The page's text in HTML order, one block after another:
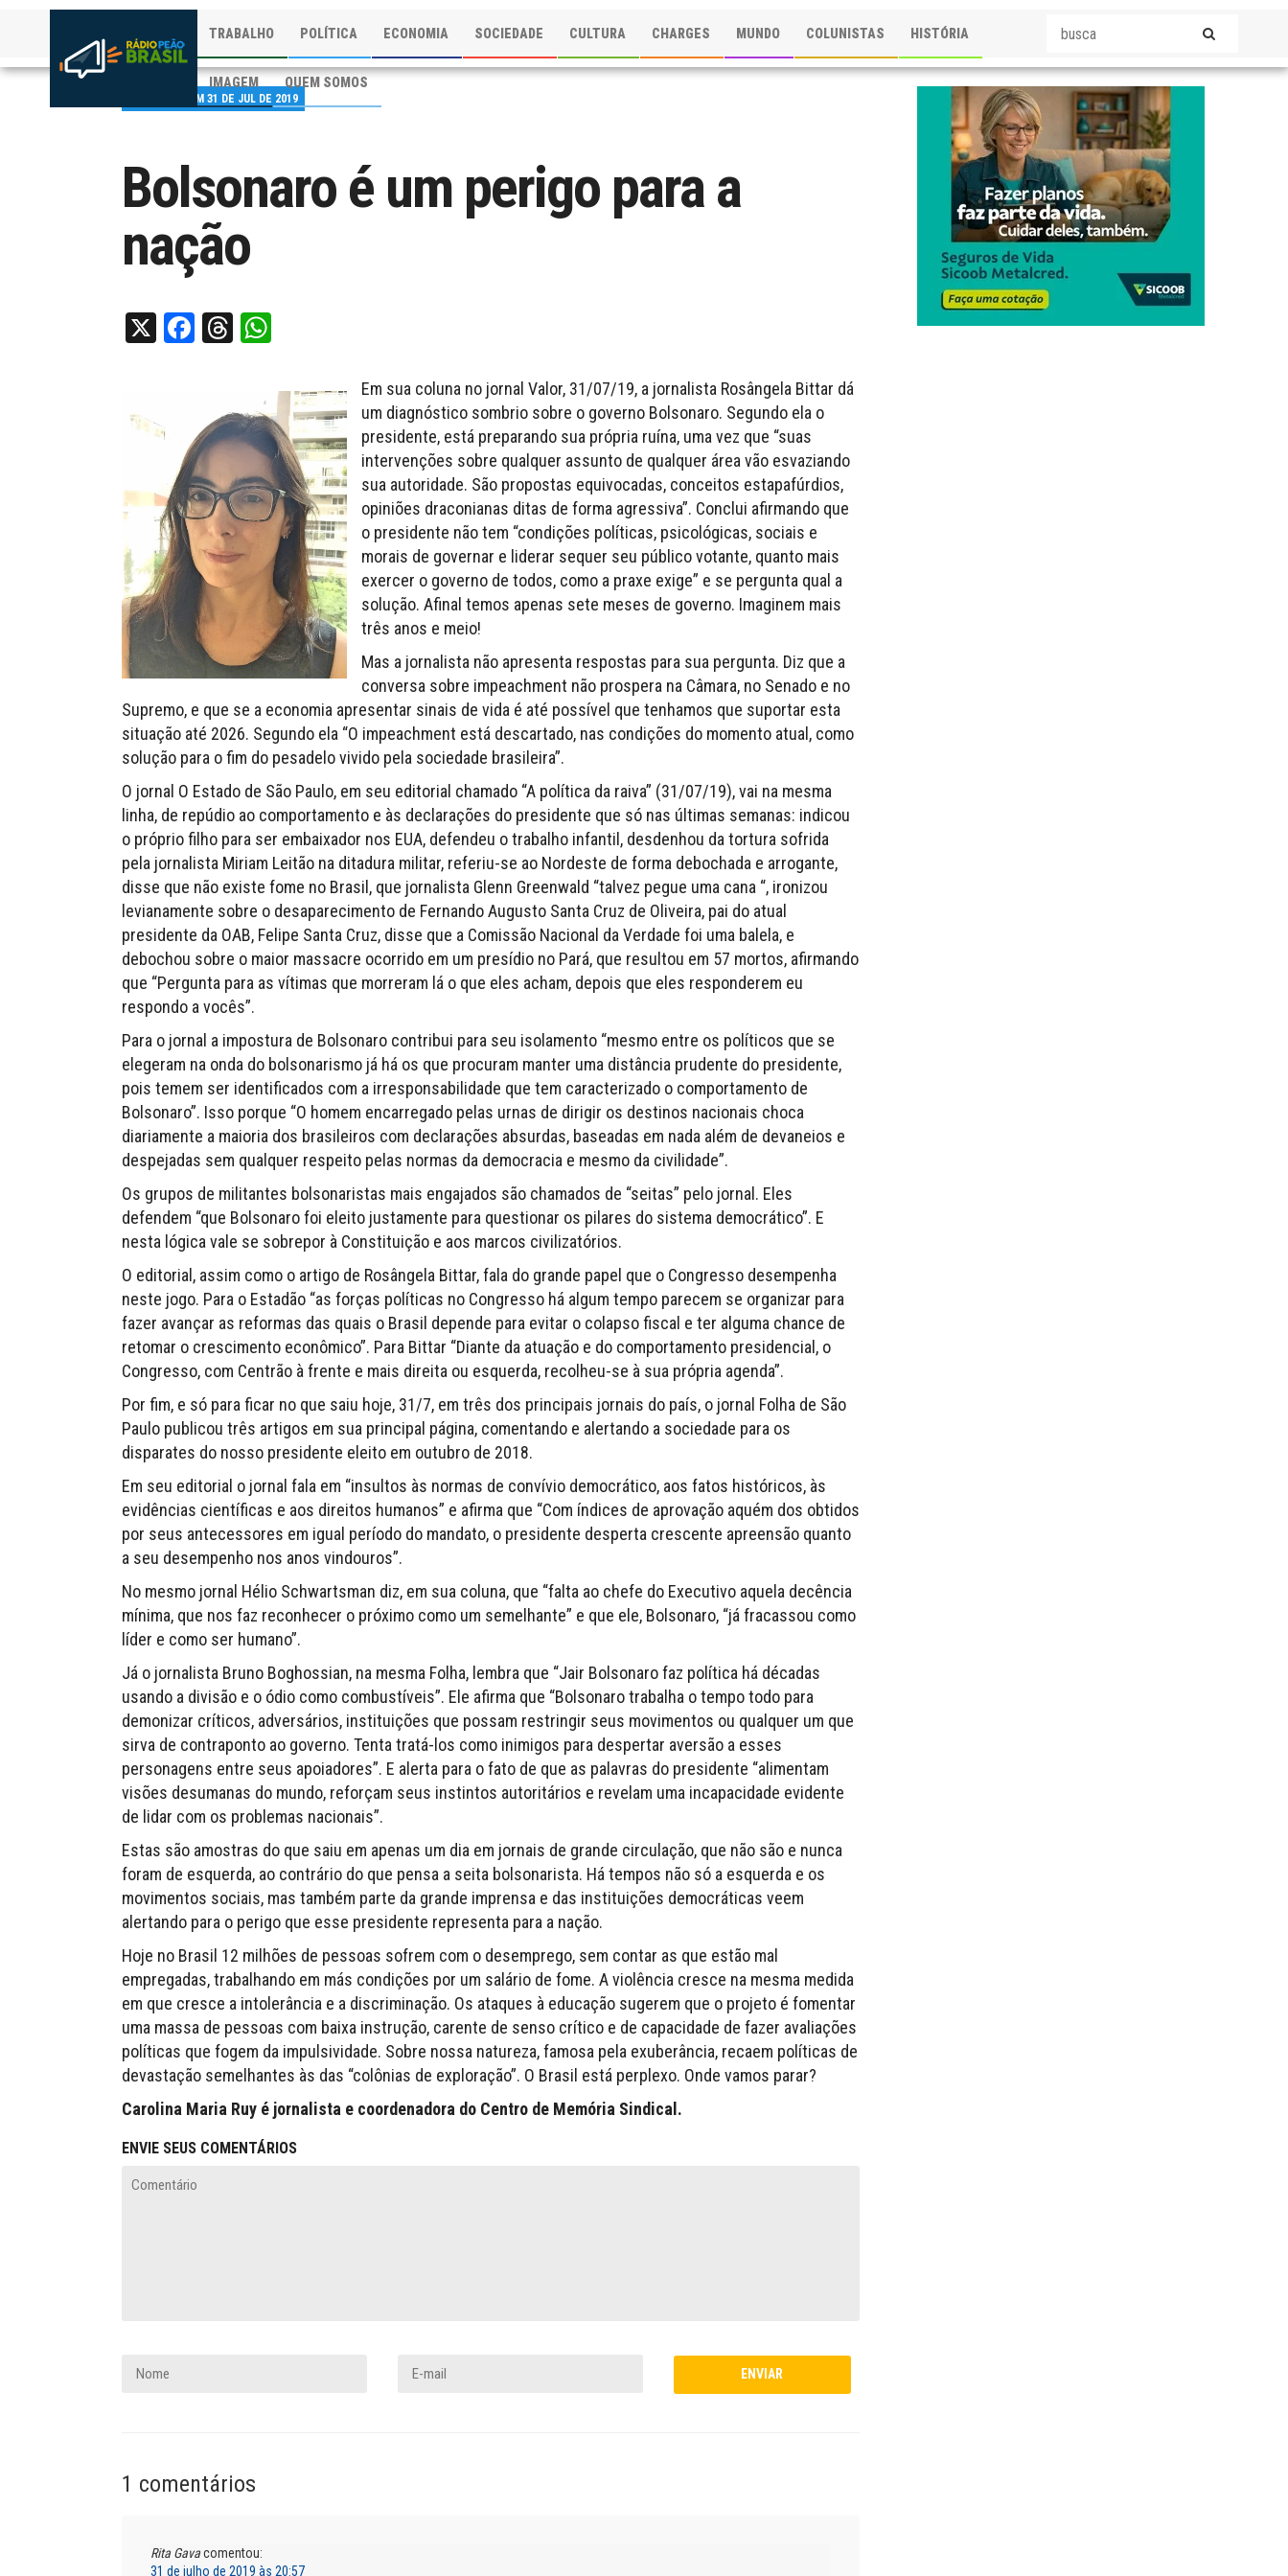
TRABALHO POLÍTICA ECONOMIA SOCIEDADE CULTURA CHARGES MUNDO COLUNISTAS HISTÓRIA
IMAGEM QUEM SOMOS
PUBLICADO EM 31 DE JUL DE 2019
Bolsonaro é um perigo para a
nação
X Facebook
Threads
Em sua coluna no jornal Valor, 31/07/19, a jornalista Rosângela Bittar dá
um diagnóstico sombrio sobre o governo Bolsonaro. Segundo ela o
presidente, está preparando sua própria ruína, uma vez que “suas
intervenções sobre qualquer assunto de qualquer área vão esvaziando
sua autoridade. São propostas equivocadas, conceitos estapafúrdios,
opiniões draconianas ditas de forma agressiva”. Conclui afirmando que
o presidente não tem “condições políticas, psicológicas, sociais e
morais de governar e liderar sequer seu público votante, quanto mais
exercer o governo de todos, como a praxe exige” e se pergunta qual a
solução. Afinal temos apenas sete meses de governo. Imaginem mais
três anos e meio!
Mas a jornalista não apresenta respostas para sua pergunta. Diz que a
conversa sobre impeachment não prospera na Câmara, no Senado e no
Supremo, e que se a economia apresentar sinais de vida é até possível que tenhamos que suportar esta
situação até 2026. Segundo ela “O impeachment está descartado, nas condições do momento atual, como
solução para o fim do pesadelo vivido pela sociedade brasileira”.
O jornal O Estado de São Paulo, em seu editorial chamado “A política da raiva” (31/07/19), vai na mesma
linha, de repúdio ao comportamento e às declarações do presidente que só nas últimas semanas: indicou
o próprio filho para ser embaixador nos EUA, defendeu o trabalho infantil, desdenhou da tortura sofrida
pela jornalista Miriam Leitão na ditadura militar, referiu-se ao Nordeste de forma debochada e arrogante,
disse que não existe fome no Brasil, que jornalista Glenn Greenwald “talvez pegue uma cana “, ironizou
levianamente sobre o desaparecimento de Fernando Augusto Santa Cruz de Oliveira, pai do atual
presidente da OAB, Felipe Santa Cruz, disse que a Comissão Nacional da Verdade foi uma balela, e
debochou sobre o maior massacre ocorrido em um presídio no Pará, que resultou em 57 mortos, afirmando
que “Pergunta para as vítimas que morreram lá o que eles acham, depois que eles responderem eu
respondo a vocês”.
Para o jornal a impostura de Bolsonaro contribui para seu isolamento “mesmo entre os políticos que se
elegeram na onda do bolsonarismo já há os que procuram manter uma distância prudente do presidente,
pois temem ser identificados com a irresponsabilidade que tem caracterizado o comportamento de
Bolsonaro”. Isso porque “O homem encarregado pelas urnas de dirigir os destinos nacionais choca
diariamente a maioria dos brasileiros com declarações absurdas, baseadas em nada além de devaneios e
despejadas sem qualquer respeito pelas normas da democracia e mesmo da civilidade”.
Os grupos de militantes bolsonaristas mais engajados são chamados de “seitas” pelo jornal. Eles
defendem “que Bolsonaro foi eleito justamente para questionar os pilares do sistema democrático”. E
nesta lógica vale se sobrepor à Constituição e aos marcos civilizatórios.
O editorial, assim como o artigo de Rosângela Bittar, fala do grande papel que o Congresso desempenha
neste jogo. Para o Estadão “as forças políticas no Congresso há algum tempo parecem se organizar para
fazer avançar as reformas das quais o Brasil depende para evitar o colapso fiscal e ter alguma chance de
retomar o crescimento econômico”. Para Bittar “Diante da atuação e do comportamento presidencial, o
Congresso, com Centrão à frente e mais direita ou esquerda, recolheu-se à sua própria agenda”.
Por fim, e só para ficar no que saiu hoje, 31/7, em três dos principais jornais do país, o jornal Folha de São
Paulo publicou três artigos em sua principal página, comentando e alertando a sociedade para os
disparates do nosso presidente eleito em outubro de 2018.
Em seu editorial o jornal fala em “insultos às normas de convívio democrático, aos fatos históricos, às
evidências científicas e aos direitos humanos” e afirma que “Com índices de aprovação aquém dos obtidos
por seus antecessores em igual período do mandato, o presidente desperta crescente apreensão quanto
a seu desempenho nos anos vindouros”.
No mesmo jornal Hélio Schwartsman diz, em sua coluna, que “falta ao chefe do Executivo aquela decência
mínima, que nos faz reconhecer o próximo como um semelhante” e que ele, Bolsonaro, “já fracassou como
líder e como ser humano”.
Já o jornalista Bruno Boghossian, na mesma Folha, lembra que “Jair Bolsonaro faz política há décadas
usando a divisão e o ódio como combustíveis”. Ele afirma que “Bolsonaro trabalha o tempo todo para
demonizar críticos, adversários, instituições que possam restringir seus movimentos ou qualquer um que
sirva de contraponto ao governo. Tenta tratá-los como inimigos para despertar aversão a esses
personagens entre seus apoiadores”. E alerta para o fato de que as palavras do presidente “alimentam
visões desumanas do mundo, reforçam seus instintos autoritários e revelam uma incapacidade evidente
de lidar com os problemas nacionais”.
Estas são amostras do que saiu em apenas um dia em jornais de grande circulação, que não são e nunca
foram de esquerda, ao contrário do que pensa a seita bolsonarista. Há tempos não só a esquerda e os
movimentos sociais, mas também parte da grande imprensa e das instituições democráticas veem
alertando para o perigo que esse presidente representa para a nação.
Hoje no Brasil 12 milhões de pessoas sofrem com o desemprego, sem contar as que estão mal
empregadas, trabalhando em más condições por um salário de fome. A violência cresce na mesma medida
em que cresce a intolerância e a discriminação. Os ataques à educação sugerem que o projeto é fomentar
uma massa de pessoas com baixa instrução, carente de senso crítico e de capacidade de fazer avaliações
políticas que fogem da impulsividade. Sobre nossa natureza, famosa pela exuberância, recaem políticas de
devastação semelhantes às das “colônias de exploração”. O Brasil está perplexo. Onde vamos parar?
Carolina Maria Ruy é jornalista e coordenadora do Centro de Memória Sindical.
ENVIE SEUS COMENTÁRIOS
1 comentários
Rita Gavacomentou:
31 de julho de 2019 às 20:57